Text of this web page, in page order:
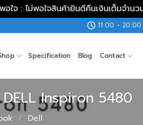
ใจ : ไม่พอใจสินค้ายินดีคืนเงินเต็มจำนว
11:00 - 20:00
Specification Blog Contact
Inspiron 5480
/ Dell